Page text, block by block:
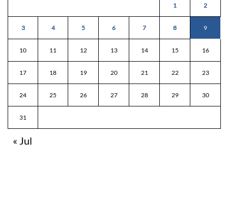
1 2
3 4 5 6 7 8 9
10 11 12 13 14 15 16
17 18 19 20 21 22 23
24 25 26 27 28 29 30
31
« Jul